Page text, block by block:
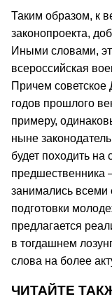
Таким образом, к
законопроекта,
Иными словами,
всероссийская
Причем
годов прошлого
примеру,
ныне
будет походить на
предшественника
занимались всеми
подготовки
предлагается
в тогдашнем
слова на более
ЧИТАЙТЕ